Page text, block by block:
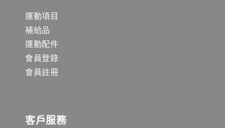
運動項目
補給品
運動配件
會員登錄
會員註冊
客戶服務